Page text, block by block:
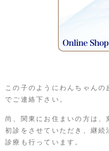
この子のようにわんちゃんの
でご連絡下さい。
尚、関東にお住まいの方は
初診をさせていただき、継
診療も行っています。